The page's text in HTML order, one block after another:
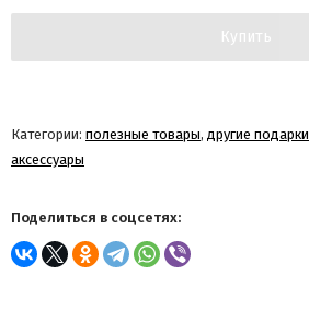
Купить
Категории: полезные товары, другие подарки
аксессуары
Поделиться в соцсетях: